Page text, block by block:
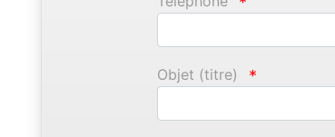
Objet (titre) *